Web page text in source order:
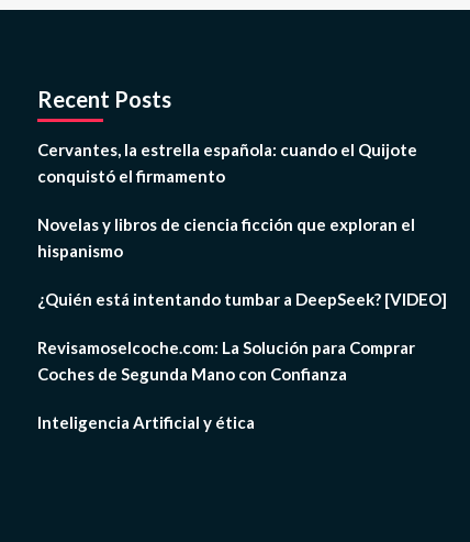
Recent Posts
Cervantes, la estrella española: cuando el Quijote
conquistó el firmamento
Novelas y libros de ciencia ficción que exploran el
hispanismo
¿Quién está intentando tumbar a DeepSeek? [VIDEO]
Revisamoselcoche.com: La Solución para Comprar
Coches de Segunda Mano con Confianza
Inteligencia Artificial y ética